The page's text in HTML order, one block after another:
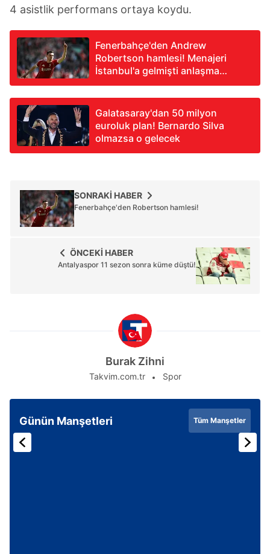
4 asistlik performans ortaya koydu.
Fenerbahçe'den Andrew
Robertson hamlesi! Menajeri
İstanbul'a gelmişti anlaşma
sağlandı
Galatasaray'dan 50 milyon
euroluk plan! Bernardo Silva
olmazsa o gelecek
SONRAKİ HABER
Fenerbahçe'den Robertson hamlesi!
ÖNCEKİ HABER
Antalyaspor 11 sezon sonra küme düştü!
Burak Zihni
Takvim.com.tr Spor
Günün Manşetleri Tüm Manşetler